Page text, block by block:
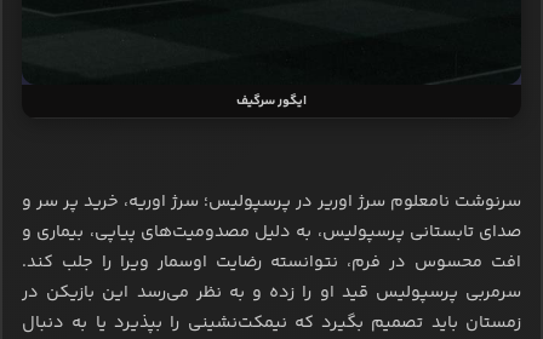
ایگور سرگیف
سرنوشت نامعلوم سرژ اوریر در پرسپولیس؛ سرژ اوریه، خرید پر سر و
صدای تابستانی پرسپولیس، به دلیل مصدومیت‌های پیاپی، بیماری و
افت محسوس در فرم، نتوانسته رضایت اوسمار ویرا را جلب کند.
سرمربی پرسپولیس قید او را زده و به نظر می‌رسد این بازیکن در
زمستان باید تصمیم بگیرد که نیمکت‌نشینی را بپذیرد یا به دنبال